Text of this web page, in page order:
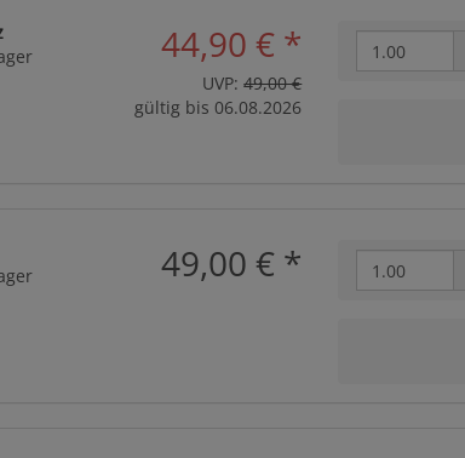
44,90 € *
UVP:49,00 €
gültig bis 06.08.2026
49,00 € *